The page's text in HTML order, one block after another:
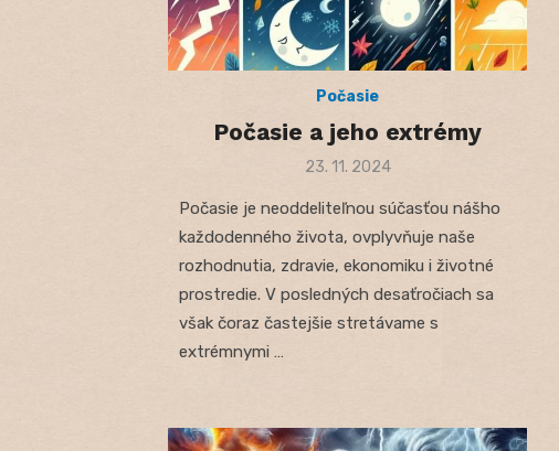
Počasie
Počasie a jeho extrémy
Posted
23. 11. 2024
Počasie je neoddeliteľnou súčasťou nášho
každodenného života, ovplyvňuje naše
rozhodnutia, zdravie, ekonomiku i životné
prostredie. V posledných desaťročiach sa
však čoraz častejšie stretávame s
extrémnymi …